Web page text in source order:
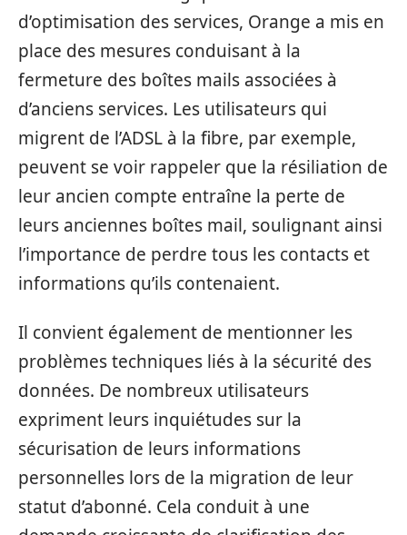
d’optimisation des services, Orange a mis en
place des mesures conduisant à la
fermeture des boîtes mails associées à
d’anciens services. Les utilisateurs qui
migrent de l’ADSL à la fibre, par exemple,
peuvent se voir rappeler que la résiliation de
leur ancien compte entraîne la perte de
leurs anciennes boîtes mail, soulignant ainsi
l’importance de perdre tous les contacts et
informations qu’ils contenaient.
Il convient également de mentionner les
problèmes techniques liés à la sécurité des
données. De nombreux utilisateurs
expriment leurs inquiétudes sur la
sécurisation de leurs informations
personnelles lors de la migration de leur
statut d’abonné. Cela conduit à une